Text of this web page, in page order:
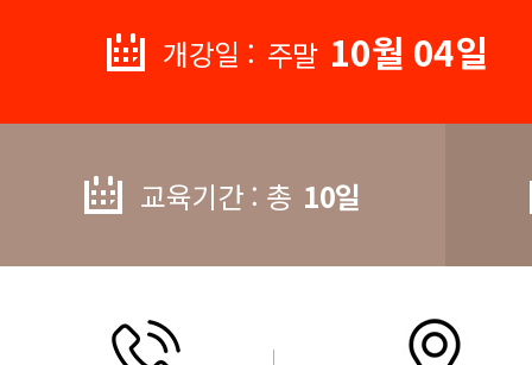
개강일 : 주말 10월 04일
교육기간 : 총 10일